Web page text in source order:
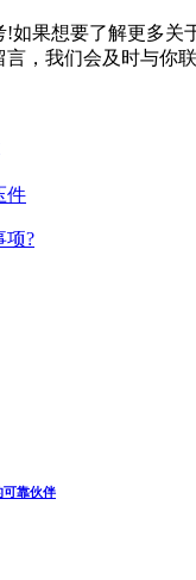
果想要了解更多关
，我们会及时与你
件
项?
靠伙伴